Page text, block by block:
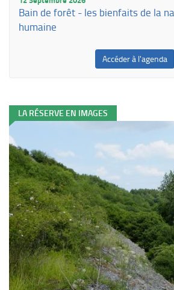
Bain de forêt - les bienfaits de la
humaine
Accéder à l'agenda
LA RÉSERVE EN IMAGES